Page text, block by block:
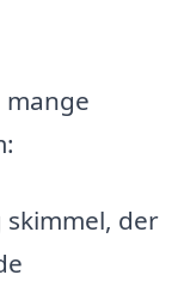
skimmel, der